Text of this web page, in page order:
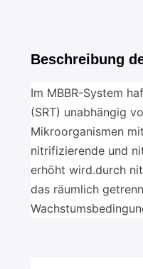
Beschreibung
Im MBBR-System
(SRT) unabhängig
Mikroorganismen
nitrifizierende und
erhöht wird.durch
das räumlich